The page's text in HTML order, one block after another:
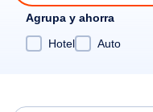
Agrupa y ahorra
Hotel
Auto